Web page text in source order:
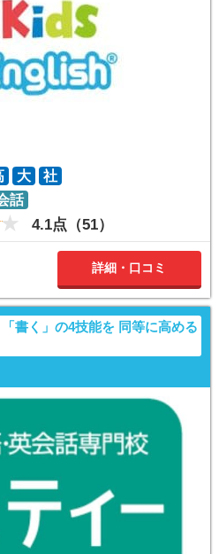
大
社
話
4.1点（51）
詳細・口コミ
書く」の4技能を 同等に高める